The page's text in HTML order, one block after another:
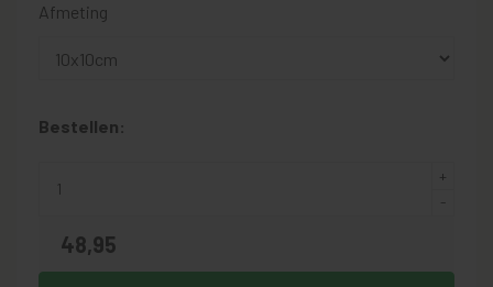
Afmeting
Bestellen:
48,95